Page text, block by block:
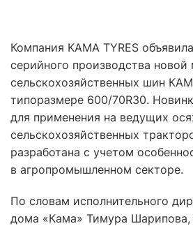
Компания KAMA TYRES
серийного производства новой
сельскохозяйственных шин
типоразмере 600/70R30.
для применения на ведущих
сельскохозяйственных
разработана с учетом
в агропромышленном секторе.
По словам исполнительного
дома «Кама» Тимура Шарипова,